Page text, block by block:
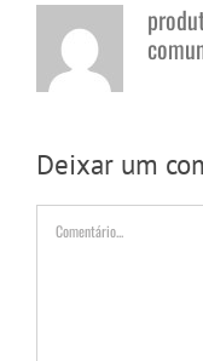
Deixar um
Comentário